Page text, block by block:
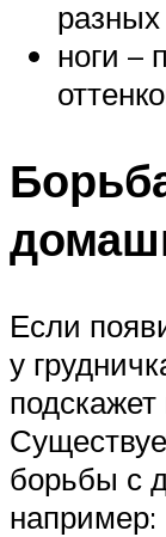
ноги –
Если
у
борьбы с
например: